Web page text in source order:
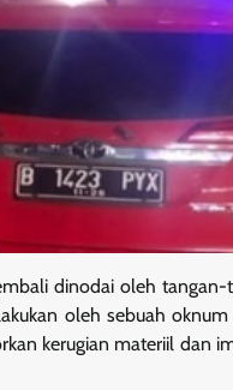
dinodai oleh
oleh sebuah
kerugian materiil dan